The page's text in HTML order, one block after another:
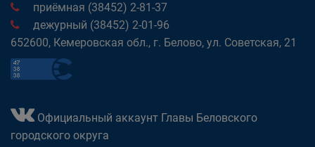
приёмная (38452) 2-81-37
дежурный (38452) 2-01-96
652600, Кемеровская обл., г. Белово, ул. Советская, 21
Официальный аккаунт Главы Беловского
городского округа